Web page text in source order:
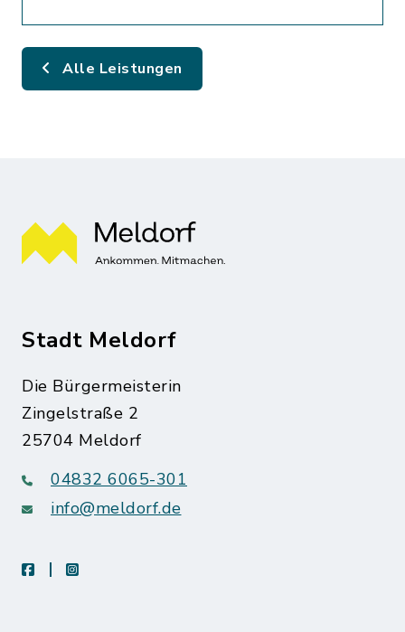
Alle Leistungen
Stadt Meldorf
Die Bürgermeisterin
Zingelstraße 2
25704 Meldorf
04832 6065-301
info@meldorf.de
facebookinstagram